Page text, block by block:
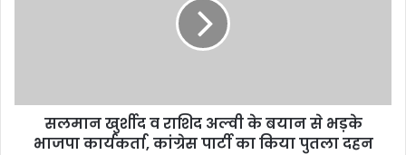
सलमान खुर्शीद व राशिद अल्वी के बयान से भड़के
भाजपा कार्यकर्ता, कांग्रेस पार्टी का किया पुतला दहन